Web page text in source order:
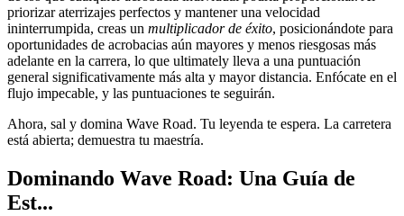
priorizar aterrizajes perfectos y mantener una velocidad
ininterrumpida, creas un multiplicador de éxito, posicionándote para
oportunidades de acrobacias aún mayores y menos riesgosas más
adelante en la carrera, lo que ultimately lleva a una puntuación
general significativamente más alta y mayor distancia. Enfócate en el
flujo impecable, y las puntuaciones te seguirán.
Ahora, sal y domina Wave Road. Tu leyenda te espera. La carretera
está abierta; demuestra tu maestría.
Dominando Wave Road: Una Guía de
Est...